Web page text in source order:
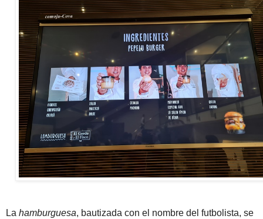
La hamburguesa, bautizada con el nombre del futbolista, se